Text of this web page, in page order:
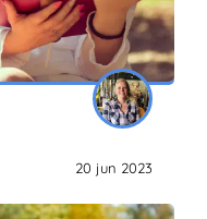
20 jun 2023